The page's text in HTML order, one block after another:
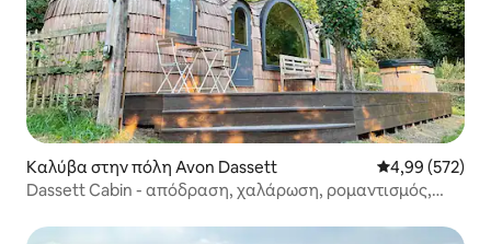
Καλύβα στην πόλη Avon Dassett Μέση
4,99 (572)
Dassett Cabin - απόδραση, χαλάρωση, ρομαντισμός,